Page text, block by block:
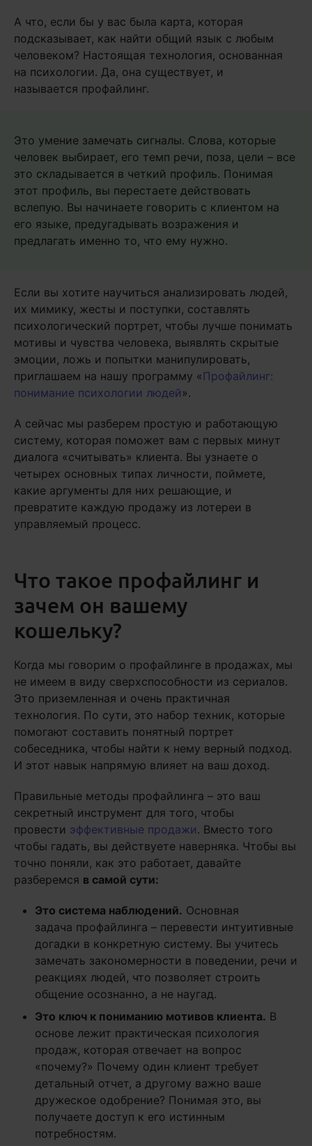
А что, если бы у вас была карта, которая
подсказывает, как найти общий язык с любым
человеком? Настоящая технология, основанная
на психологии. Да, она существует, и
называется профайлинг.
Это умение замечать сигналы. Слова, которые
человек выбирает, его темп речи, поза, цели – все
это складывается в четкий профиль. Понимая
этот профиль, вы перестаете действовать
вслепую. Вы начинаете говорить с клиентом на
его языке, предугадывать возражения и
предлагать именно то, что ему нужно.
Если вы хотите научиться анализировать людей,
их мимику, жесты и поступки, составлять
психологический портрет, чтобы лучше понимать
мотивы и чувства человека, выявлять скрытые
эмоции, ложь и попытки манипулировать,
приглашаем на нашу программу «Профайлинг:
понимание психологии людей».
А сейчас мы разберем простую и работающую
систему, которая поможет вам с первых минут
диалога «считывать» клиента. Вы узнаете о
четырех основных типах личности, поймете,
какие аргументы для них решающие, и
превратите каждую продажу из лотереи в
управляемый процесс.
Что такое профайлинг и
зачем он вашему
кошельку?
Когда мы говорим о профайлинге в продажах, мы
не имеем в виду сверхспособности из сериалов.
Это приземленная и очень практичная
технология. По сути, это набор техник, которые
помогают составить понятный портрет
собеседника, чтобы найти к нему верный подход.
И этот навык напрямую влияет на ваш доход.
Правильные методы профайлинга – это ваш
секретный инструмент для того, чтобы
провести эффективные продажи. Вместо того
чтобы гадать, вы действуете наверняка. Чтобы вы
точно поняли, как это работает, давайте
разберемся в самой сути:
Это система наблюдений. Основная
задача профайлинга – перевести интуитивные
догадки в конкретную систему. Вы учитесь
замечать закономерности в поведении, речи и
реакциях людей, что позволяет строить
общение осознанно, а не наугад.
Это ключ к пониманию мотивов клиента. В
основе лежит практическая психология
продаж, которая отвечает на вопрос
«почему?» Почему один клиент требует
детальный отчет, а другому важно ваше
дружеское одобрение? Понимая это, вы
получаете доступ к его истинным
потребностям.